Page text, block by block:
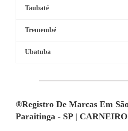
Taubaté
Tremembé
Ubatuba
®Registro De Marcas Em
Paraitinga - SP |